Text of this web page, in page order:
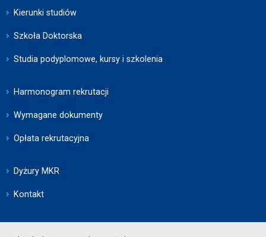
Kierunki studiów
Szkoła Doktorska
Studia podyplomowe, kursy i szkolenia
Harmonogram rekrutacji
Wymagane dokumenty
Opłata rekrutacyjna
Dyżury MKR
Kontakt